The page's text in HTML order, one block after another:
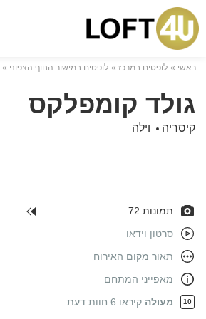
ראשי לופטים במרכז לופטים במישור החוף הצפוני
גולד קומפלקס
קיסריה וילה
תמונות 72
סרטון וידאו
תאור מקום האירוח
מאפייני המתחם
10 מעולה קיראו 6 חוות דעת